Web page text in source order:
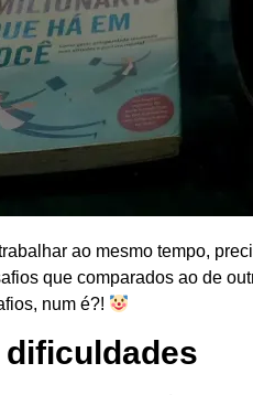
ao mesmo tempo,
que comparados ao de
num é?!